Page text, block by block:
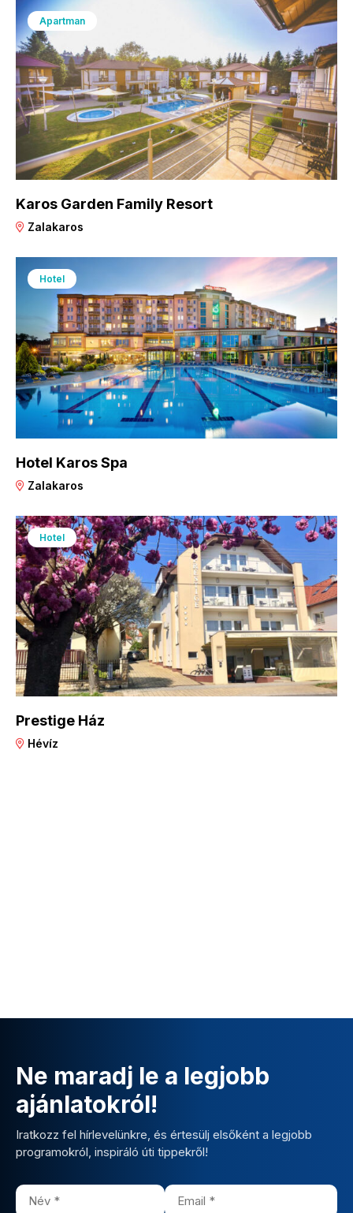
Apartman
Karos Garden Family Resort
Zalakaros
Hotel
Hotel Karos Spa
Zalakaros
Hotel
Prestige Ház
Hévíz
Ne maradj le a legjobb
ajánlatokról!
Iratkozz fel hírlevelünkre, és értesülj elsőként a legjobb
programokról, inspiráló úti tippekről!